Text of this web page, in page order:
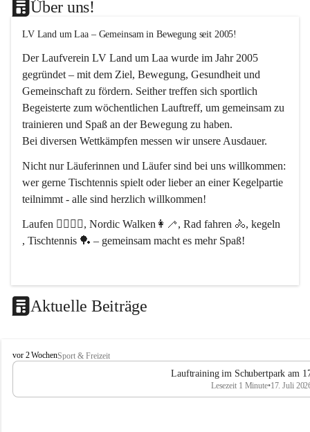
Über uns!
LV Land um Laa – Gemeinsam in Bewegung seit 2005!
Der Laufverein LV Land um Laa wurde im Jahr 2005
gegründet – mit dem Ziel, Bewegung, Gesundheit und
Gemeinschaft zu fördern. Seither treffen sich sportlich
Begeisterte zum wöchentlichen Lauftreff, um gemeinsam zu
trainieren und Spaß an der Bewegung zu haben.
Bei diversen Wettkämpfen messen wir unsere Ausdauer.
Nicht nur Läuferinnen und Läufer sind bei uns willkommen:
wer gerne Tischtennis spielt oder lieber an einer Kegelpartie
teilnimmt - alle sind herzlich willkommen!
Laufen 🏃‍♂️🏃‍♀️, Nordic Walken👩‍🦯, Rad fahren 🚴, kegeln
, Tischtennis 🏓 – gemeinsam macht es mehr Spaß!
Aktuelle Beiträge
L
V
a
vor 2 WochenSport & Freizeit
Lauftraining im Schubertpark am
Lesezeit 1 Minute•17. Juli